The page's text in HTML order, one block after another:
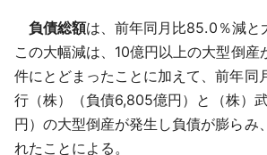
負債総額は、前年同月比85.0％減と
この大幅減は、10億円以上の大型倒
件にとどまったことに加えて、前年同
行（株）（負債6,805億円）と（株）
円）の大型倒産が発生し負債が膨らみ
れたことによる。